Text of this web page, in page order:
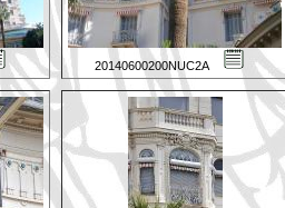
20140600200NUC2A